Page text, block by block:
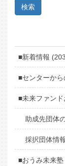
■新着情報
■センターか
■未来ファン
助成先団体
採択団体情
■おうみ未来